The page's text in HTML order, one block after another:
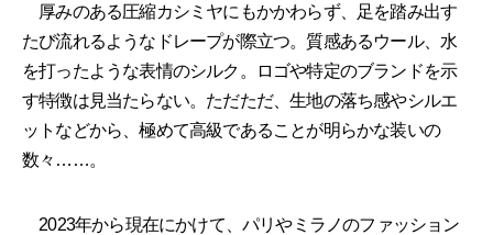
厚みのある圧縮カシミヤにもかかわらず、足を踏み出す
たび流れるようなドレープが際立つ。質感あるウール、水
を打ったような表情のシルク。ロゴや特定のブランドを示
す特徴は見当たらない。ただただ、生地の落ち感やシルエ
ットなどから、極めて高級であることが明らかな装いの
数々……。
2023年から現在にかけて、パリやミラノのファッション